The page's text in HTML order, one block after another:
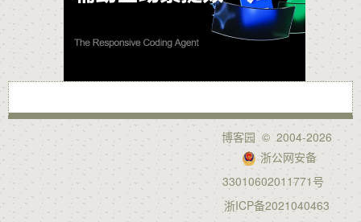
博客园© 2004-2026
浙公网安备
33010602011771号
浙ICP备2021040463